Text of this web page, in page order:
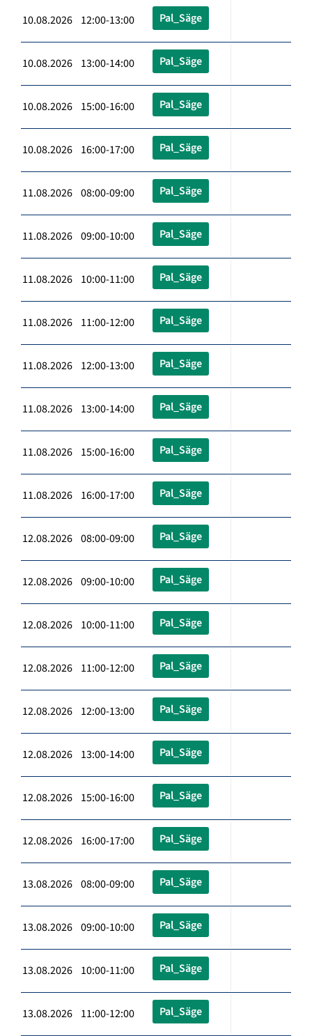
10.08.2026 12:00-13:00 Pal_Säge
10.08.2026 13:00-14:00 Pal_Säge
10.08.2026 15:00-16:00 Pal_Säge
10.08.2026 16:00-17:00 Pal_Säge
11.08.2026 08:00-09:00 Pal_Säge
11.08.2026 09:00-10:00 Pal_Säge
11.08.2026 10:00-11:00 Pal_Säge
11.08.2026 11:00-12:00 Pal_Säge
11.08.2026 12:00-13:00 Pal_Säge
11.08.2026 13:00-14:00 Pal_Säge
11.08.2026 15:00-16:00 Pal_Säge
11.08.2026 16:00-17:00 Pal_Säge
12.08.2026 08:00-09:00 Pal_Säge
12.08.2026 09:00-10:00 Pal_Säge
12.08.2026 10:00-11:00 Pal_Säge
12.08.2026 11:00-12:00 Pal_Säge
12.08.2026 12:00-13:00 Pal_Säge
12.08.2026 13:00-14:00 Pal_Säge
12.08.2026 15:00-16:00 Pal_Säge
12.08.2026 16:00-17:00 Pal_Säge
13.08.2026 08:00-09:00 Pal_Säge
13.08.2026 09:00-10:00 Pal_Säge
13.08.2026 10:00-11:00 Pal_Säge
13.08.2026 11:00-12:00 Pal_Säge